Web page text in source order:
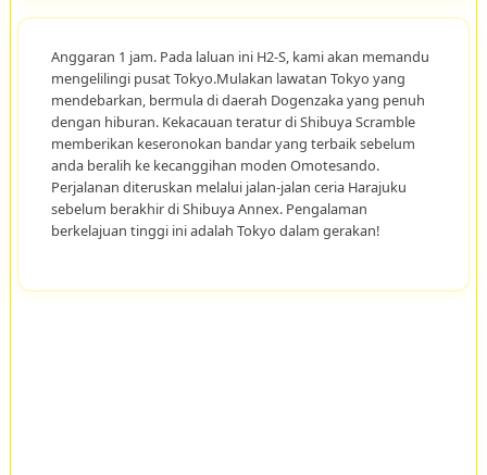
Anggaran 1 jam. Pada laluan ini H2-S, kami akan memandu
mengelilingi pusat Tokyo.Mulakan lawatan Tokyo yang
mendebarkan, bermula di daerah Dogenzaka yang penuh
dengan hiburan. Kekacauan teratur di Shibuya Scramble
memberikan keseronokan bandar yang terbaik sebelum
anda beralih ke kecanggihan moden Omotesando.
Perjalanan diteruskan melalui jalan-jalan ceria Harajuku
sebelum berakhir di Shibuya Annex. Pengalaman
berkelajuan tinggi ini adalah Tokyo dalam gerakan!